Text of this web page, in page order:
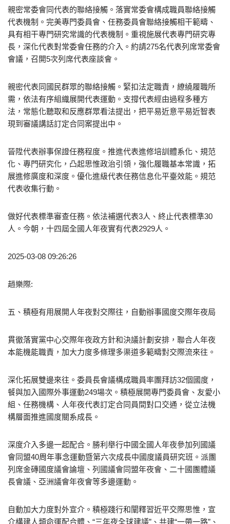
親密常委會同代表的聯絡接觸。落實常委會構成職員聯絡接觸
代表機制。完美專門委員會、任務委員會聯絡接觸相干範疇、
具有相干專門研究常識的代表機制。重視施展代表專門研究專
長，深化代表對常委會任務的介入。約請275名代表列席常委會
會議，召開5次列席代表座談會。
親密代表同國民群眾的聯絡接觸。緊扣法定職責，繚繞履職所
需，依法有序組織展開代表運動。支撐代表經由過程多種方
法，常態化聽取和反應群眾看法提出，把平易近意平易近智表
現到審議講話訂定合同案提出中。
晉陞代表辦事保證任務程度。推進代表進修培訓體系化、規范
化、專門研究化，凸起思惟政治引領，強化履職基本常識，拓
展進修廣度和深度。優化進級代表任務信息化平臺效能。規范
代表收集行動。
做好代表標準審查任務。依法補選代表3人、終止代表標準30
人。今朝，十四屆全國人年夜實有代表2929人。
2025-03-08 09:26:26
趙樂際:
五、積極有用展開人年夜對交際往，自動辦事國度交際年夜局
貫徹落實黨中心交際年夜政方針和決議計劃安排，聯合人年夜
本能機能職責，加大力度多條理多渠道多範疇對交際流來往。
深化拓展雙邊來往。委員長會議構成職員率團拜訪32個國度，
餐與加入國際外事運動249場次。積極展開專門委員會、友愛小
組、任務機構、人年夜代表訂定合同員間對口交通，從立法機
構層面推進國度關系成長。
深度介入多邊一起配合。勝利舉行中國全國人年夜參加列國議
會同盟40周年事念運動暨第六次成長中國度議員研究班。派團
列席金磚國度議會論壇、列國議會同盟年夜會、二十國團體議
長會議、亞洲議會年夜會等多邊運動。
自動加大力度對外宣介。積極踐行和闡釋習近平交際思惟，宣
介構建人類命運配合體、“三年夜全球建議”、共建“一帶一路”、